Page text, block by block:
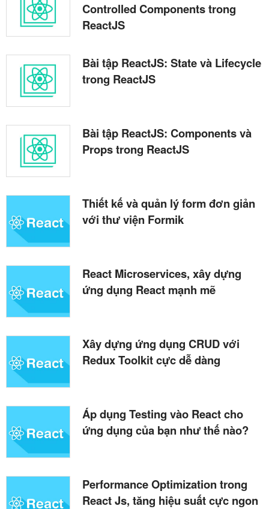
Controlled Components trong
ReactJS
Bài tập ReactJS: State và Lifecycle
trong ReactJS
Bài tập ReactJS: Components và
Props trong ReactJS
Thiết kế và quản lý form đơn giản
với thư viện Formik
React Microservices, xây dựng
ứng dụng React mạnh mẽ
Xây dựng ứng dụng CRUD với
Redux Toolkit cực dễ dàng
Áp dụng Testing vào React cho
ứng dụng của bạn như thế nào?
Performance Optimization trong
React Js, tăng hiệu suất cực ngon